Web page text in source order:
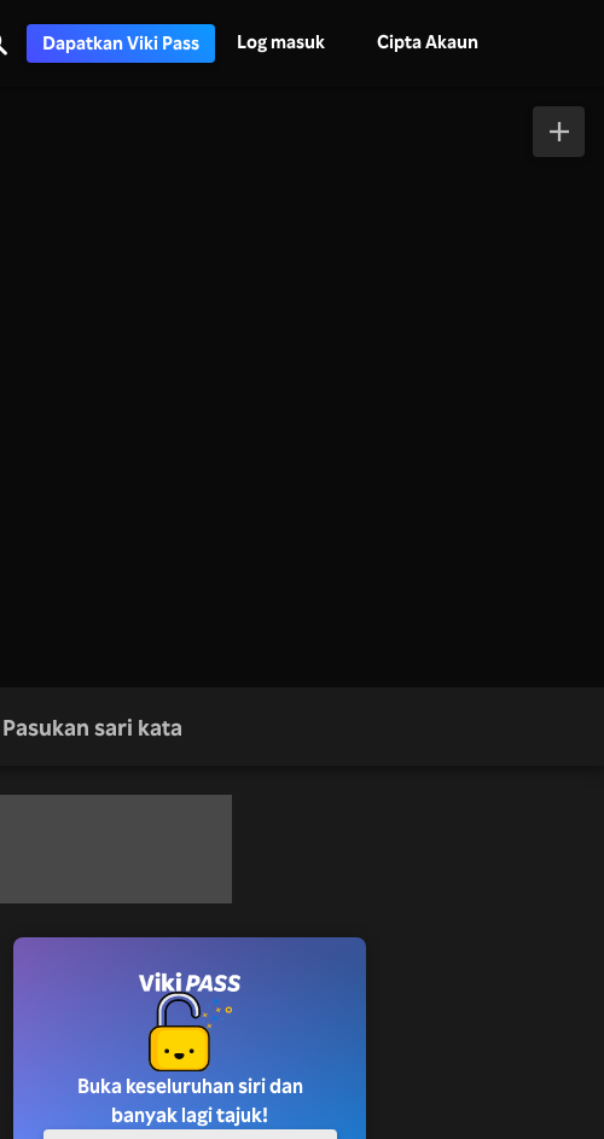
Dapatkan Viki Pass Log masuk Cipta Akaun
Pasukan sari kata
Buka keseluruhan siri dan
banyak lagi tajuk!